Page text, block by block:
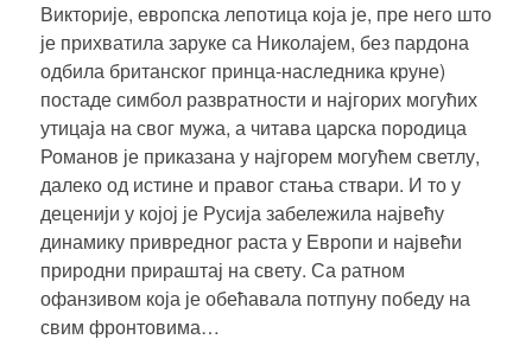
Викторије, европска лепотица која је, пре него што
је прихватила заруке са Николајем, без пардона
одбила британског принца-наследника круне)
постаде симбол развратности и најгорих могућих
утицаја на свог мужа, а читава царска породица
Романов је приказана у најгорем могућем светлу,
далеко од истине и правог стања ствари. И то у
деценији у којој је Русија забележила највећу
динамику привредног раста у Европи и највећи
природни прираштај на свету. Са ратном
офанзивом која је обећавала потпуну победу на
свим фронтовима…